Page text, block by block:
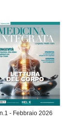
n.1 - Febbraio 2026